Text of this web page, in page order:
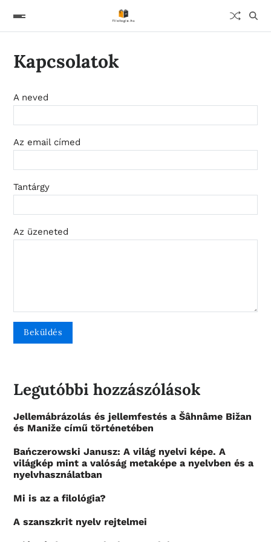
Kapcsolatok
A neved
Az email címed
Tantárgy
Az üzeneted
Legutóbbi hozzászólások
Jellemábrázolás és jellemfestés a Šâhnâme Bižan
és Maniže című történetében
Bańczerowski Janusz: A világ nyelvi képe. A
világkép mint a valóság metaképe a nyelvben és a
nyelvhasználatban
Mi is az a filológia?
A szanszkrit nyelv rejtelmei